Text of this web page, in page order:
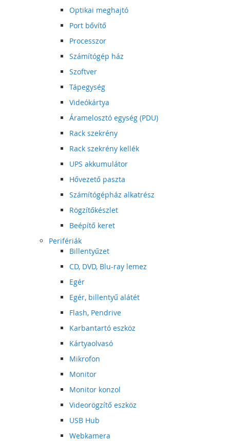
Optikai meghajtó
Port bővítő
Processzor
Számítógép ház
Szoftver
Tápegység
Videókártya
Áramelosztó egység (PDU)
Rack szekrény
Rack szekrény kellék
UPS akkumulátor
Hővezető paszta
Számítógépház alkatrész
Rögzítőkészlet
Beépítő keret
Perifériák
Billentyűzet
CD, DVD, Blu-ray lemez
Egér
Egér, billentyű alátét
Flash, Pendrive
Karbantartó eszköz
Kártyaolvasó
Mikrofon
Monitor
Monitor konzol
Videorögzítő eszköz
USB Hub
Webkamera